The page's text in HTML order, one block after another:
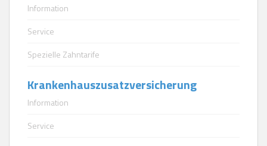
Information
Service
Spezielle Zahntarife
Krankenhauszusatzversicherung
Information
Service